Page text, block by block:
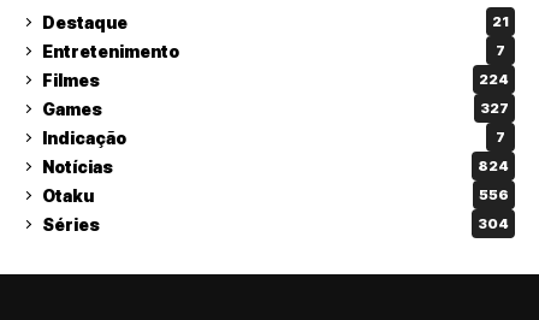
Destaque 21
Entretenimento 7
Filmes 224
Games 327
Indicação 7
Notícias 824
Otaku 556
Séries 304